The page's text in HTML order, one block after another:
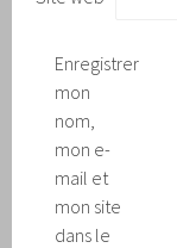
Enregistrer
mon
nom,
mon e-
mail et
mon site
dans le